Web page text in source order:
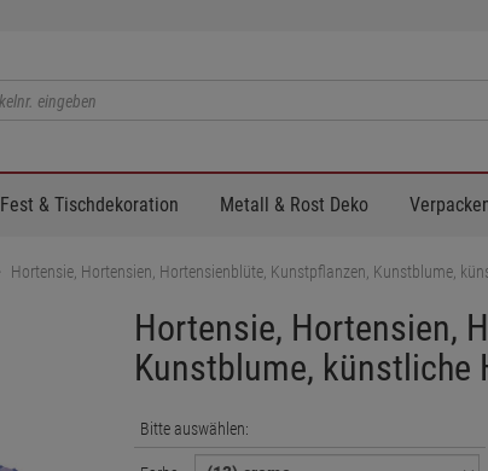
Fest & Tischdekoration Metall & Rost Deko
Hortensie, Hortensien, Hortensienblüte, Kunstpflanzen, Kunstblume,
Hortensie, Hortensien,
Kunstblume, künstliche
Bitte auswählen: